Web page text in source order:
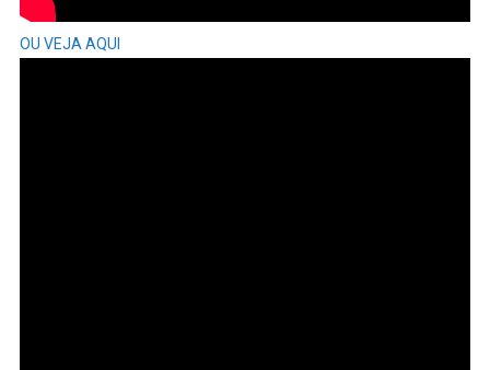
OU VEJA AQUI